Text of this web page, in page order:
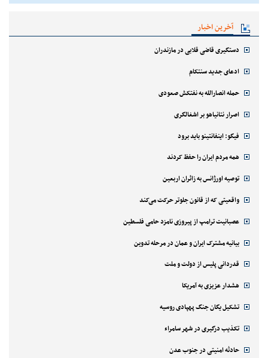
آخرین اخبار
دستگیری قاضی قلابی در مازندران
ادعای جدید سنتکام
حمله انصارالله به نفتکش صعودی
اصرار نتانیاهو بر اشغالگری
فیگو: اینفانتینو باید برود
همه مردم ایران را حفظ کردند
توصیه اورژانس به زائران اربعین
واقعیتی که از قانون جلوتر حرکت می‌کند
عصبانیت ترامپ از پیروزی نامزد حامی فلسطین
بیانیه مشترک ایران و عمان در مرحله تدوین
قدردانی پلیس از دولت و ملت
هشدار عزیزی به آمریکا
تشکیل یگان جنگ پهپادی روسیه
تکذیب درگیری در شهر سامراء
حادثه امنیتی در جنوب عدن